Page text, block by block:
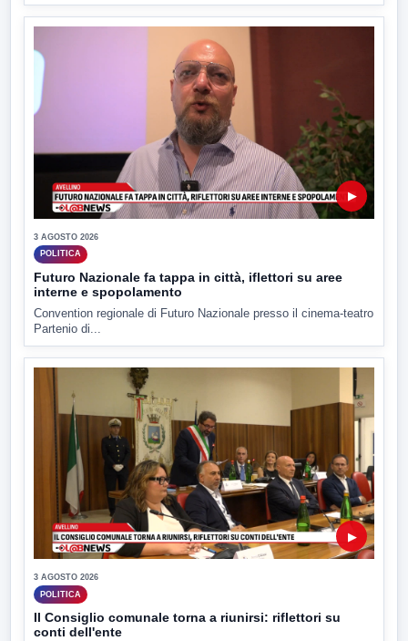
▶
3 AGOSTO 2026
POLITICA
Futuro Nazionale fa tappa in città, iflettori su aree
interne e spopolamento
Convention regionale di Futuro Nazionale presso il cinema-teatro
Partenio di...
▶
3 AGOSTO 2026
POLITICA
Il Consiglio comunale torna a riunirsi: riflettori su
conti dell'ente